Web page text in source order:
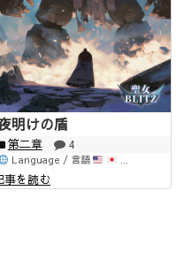
明けの盾
第二章 4
Language / 言語 ...
事を読む